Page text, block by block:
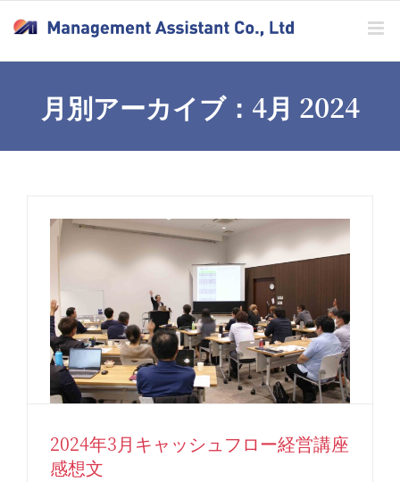
content
月別アーカイブ： 4月 2024
2024年3月キャッシュフロー経営講座
感想文